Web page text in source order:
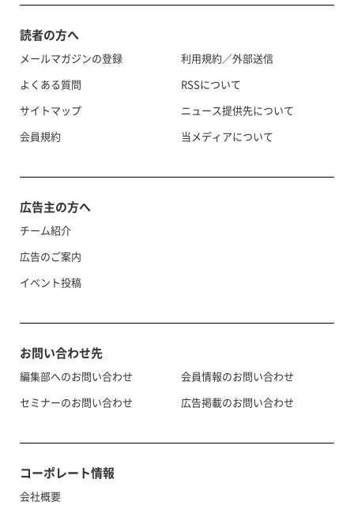
読者の方へ
メールマガジンの登録
よくある質問
サイトマップ
会員規約
利用規約／外部送信
RSSについて
ニュース提供先について
当メディアについて
広告主の方へ
チーム紹介
広告のご案内
イベント投稿
お問い合わせ先
編集部へのお問い合わせ
セミナーのお問い合わせ
会員情報のお問い合わせ
広告掲載のお問い合わせ
コーポレート情報
会社概要